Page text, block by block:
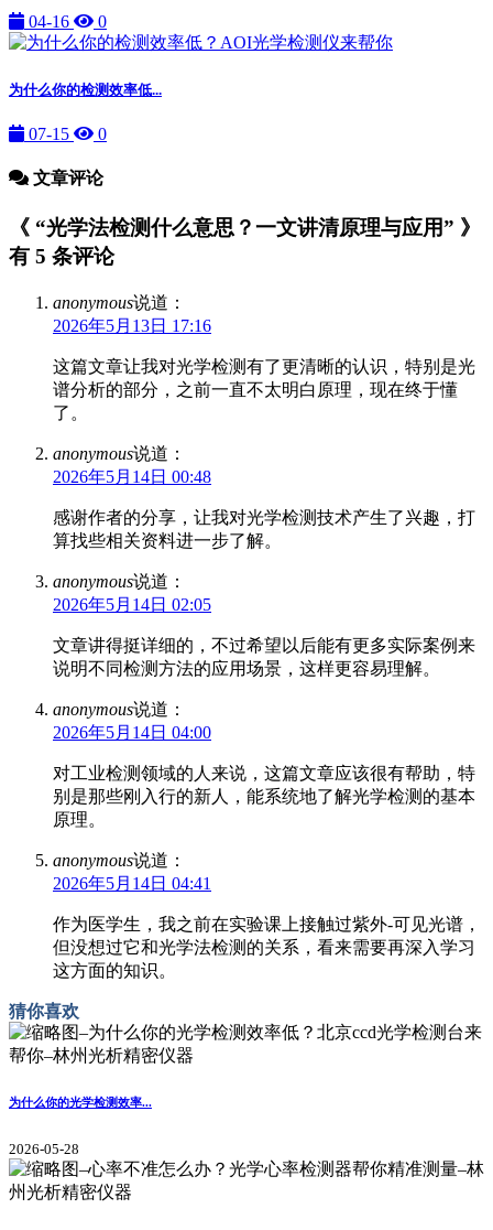
04-16 0
为什么你的检测效率低...
07-15 0
文章评论
《 “光学法检测什么意思？一文讲清原理与应用” 》
有 5 条评论
anonymous说道：
2026年5月13日 17:16
这篇文章让我对光学检测有了更清晰的认识，特别是光
谱分析的部分，之前一直不太明白原理，现在终于懂
了。
anonymous说道：
2026年5月14日 00:48
感谢作者的分享，让我对光学检测技术产生了兴趣，打
算找些相关资料进一步了解。
anonymous说道：
2026年5月14日 02:05
文章讲得挺详细的，不过希望以后能有更多实际案例来
说明不同检测方法的应用场景，这样更容易理解。
anonymous说道：
2026年5月14日 04:00
对工业检测领域的人来说，这篇文章应该很有帮助，特
别是那些刚入行的新人，能系统地了解光学检测的基本
原理。
anonymous说道：
2026年5月14日 04:41
作为医学生，我之前在实验课上接触过紫外-可见光谱，
但没想过它和光学法检测的关系，看来需要再深入学习
这方面的知识。
猜你喜欢
为什么你的光学检测效率...
2026-05-28